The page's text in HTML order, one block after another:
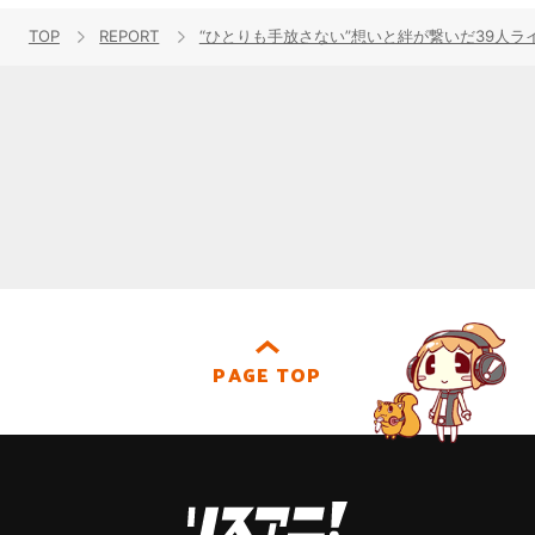
TOP REPORT “ひとりも手放さない”想いと絆が繋いだ39人
PAGE TOP